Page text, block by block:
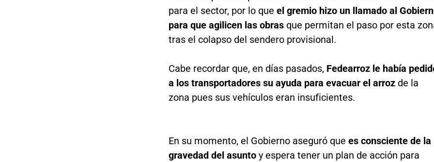
para el sector, por lo que el gremio hizo un llamado al
para que agilicen las obras que permitan el paso por esta
tras el colapso del sendero provisional.
Cabe recordar que, en días pasados, Fedearroz le había
a los transportadores su ayuda para evacuar el arrozde la
zona pues sus vehículos eran insuficientes.
En su momento, el Gobierno aseguró que es consciente de la
gravedad del asuntoy espera tener un plan de acción para